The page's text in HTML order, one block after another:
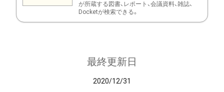
が所蔵する図書、レポート、会議資料、雑誌、
Docketが検索できる。
最終更新日
2020/12/31